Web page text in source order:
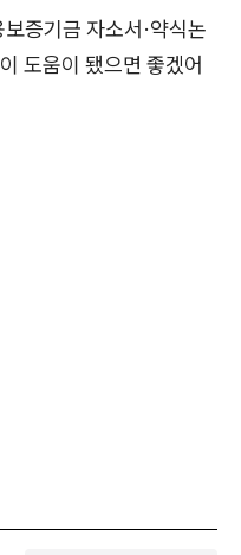
증기금 자소서·약식논
도움이 됐으면 좋겠어